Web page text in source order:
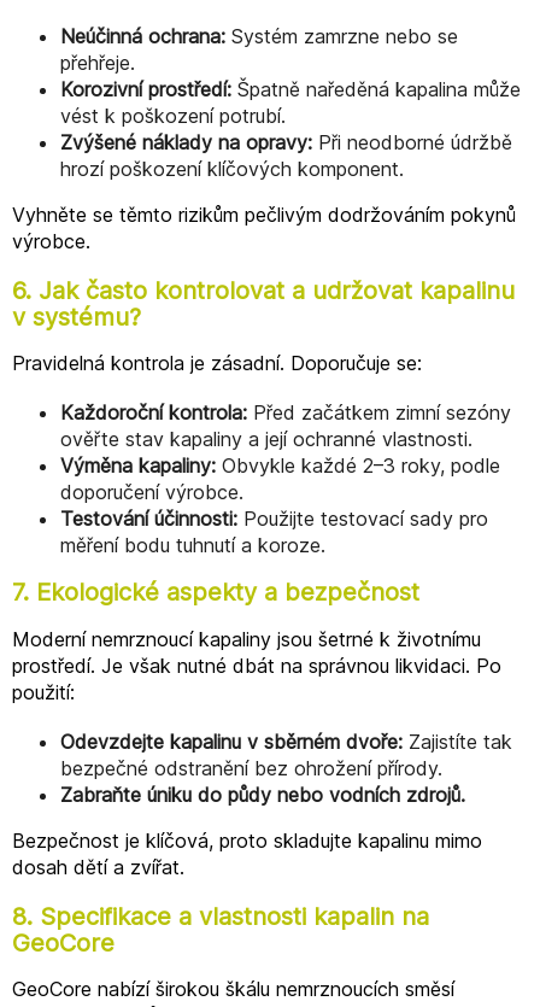
Neúčinná ochrana: Systém zamrzne nebo se
přehřeje.
Korozivní prostředí: Špatně naředěná kapalina může
vést k poškození potrubí.
Zvýšené náklady na opravy: Při neodborné údržbě
hrozí poškození klíčových komponent.
Vyhněte se těmto rizikům pečlivým dodržováním pokynů
výrobce.
6. Jak často kontrolovat a udržovat kapalinu
v systému?
Pravidelná kontrola je zásadní. Doporučuje se:
Každoroční kontrola: Před začátkem zimní sezóny
ověřte stav kapaliny a její ochranné vlastnosti.
Výměna kapaliny: Obvykle každé 2–3 roky, podle
doporučení výrobce.
Testování účinnosti: Použijte testovací sady pro
měření bodu tuhnutí a koroze.
7. Ekologické aspekty a bezpečnost
Moderní nemrznoucí kapaliny jsou šetrné k životnímu
prostředí. Je však nutné dbát na správnou likvidaci. Po
použití:
Odevzdejte kapalinu v sběrném dvoře: Zajistíte tak
bezpečné odstranění bez ohrožení přírody.
Zabraňte úniku do půdy nebo vodních zdrojů.
Bezpečnost je klíčová, proto skladujte kapalinu mimo
dosah dětí a zvířat.
8. Specifikace a vlastnosti kapalin na
GeoCore
GeoCore nabízí širokou škálu nemrznoucích směsí